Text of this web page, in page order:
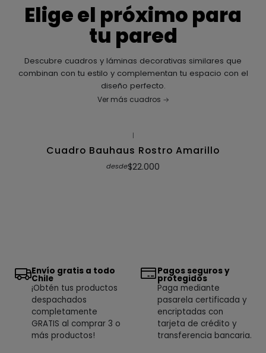
Elige el próximo para
tu pared
Descubre cuadros y láminas decorativas similares que
combinan con tu estilo y complementan tu espacio con el
diseño perfecto.
Ver más cuadros
|
Cuadro Bauhaus Rostro Amarillo
desde$22.000
Envío gratis a todo
Chile
¡Obtén tus productos
despachados
completamente
GRATIS al comprar 3 o
más productos!
Pagos seguros y
protegidos
Paga mediante
pasarela certificada y
encriptadas con
tarjeta de crédito y
transferencia bancaria.